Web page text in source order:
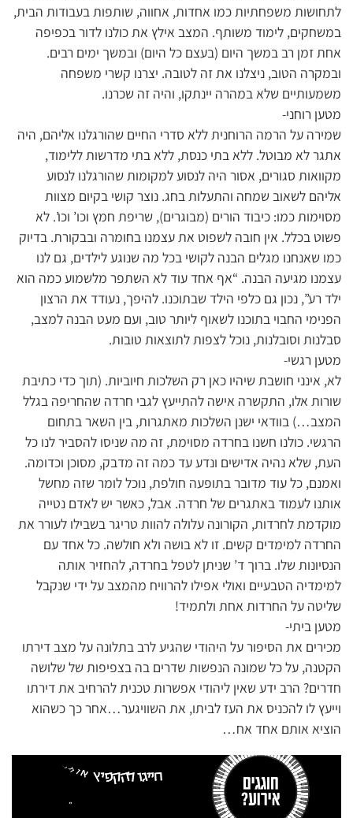
לתחושות משפחתיות כמו אחדות, אחווה, שותפות בעבודות הבית,
במשחקים, לימוד משותף. המצב אילץ את כולנו לדור בכפיפה
אחת זמן רב במשך היום (בעצם כל היום) ובמשך ימים רבים.
ובמקרה הטוב, ניצלנו את זה לטובה. יצרנו קשרי משפחה
משמעותיים שלא במהרה יינתקו, והיה זה שכרנו.
מטען רוחני-
שמירה על הרמה הרוחנית ללא סדרי החיים שהורגלנו אליהם, היה
אתגר לא מבוטל. ללא בתי כנסת, ללא בתי מדרשות ללימוד,
מקוואות סגורים, אסור היה לנסוע למקומות שהורגלנו לנסוע
אליהם לשאוב שמחה והתעלות בחג. נוצר קושי בקיום מצוות
מסוימות כמו: כיבוד הורים (מבוגרים), שריפת חמץ וכו’ וכו’. לא
פשוט בכלל. אין חובה לשפוט את עצמנו בחומרה ובבקורת. בדיוק
כמו שאנחנו מגלים הבנה לקושי בכל מה שנוגע לילדים, גם לנו
עצמנו מגיעה הבנה. “אף אחד עוד לא השתפר מלשמוע כמה הוא
ילד רע”, נכון גם כלפי הילד שבתוכנו. להיפך, נעודד את הרצון
הפנימי החבוי בתוכנו לשאוף ליותר טוב, ועם מעט הבנה למצב,
סבלנות וסובלנות, נוכל לצפות לתוצאות טובות.
מטען רגשי-
לא, אינני חושבת שיהיו כאן רק השלכות חיוביות. (תוך כדי כתיבת
שורות אלו, התקשרה אישה להתייעץ לגבי חרדה שהחריפה בגלל
המצב…) בוודאי ישנן השלכות מאתגרות, בין השאר בתחום
הרגשי. כולנו חשנו בחרדה מסוימת, זה מה שניסו להסביר לנו כל
העת, שלא נהיה אדישים ונדע עד כמה זה מדבק, מסוכן וכדומה.
ואמנם, כל עוד מדובר בתופעה חולפת, נוכל לומר שזה מחשל
אותנו לעמוד באתגרים של חרדה. אבל, כאשר יש לאדם נטייה
מוקדמת לחרדות, הקורונה עלולה להוות טריגר בשבילו לעורר את
החרדה למימדים קשים. זו לא בושה ולא חולשה. כל אחד עם
הנסיונות שלו. ברוך ד’ שניתן לטפל בחרדה, להחזיר אותה
למימדיה הטבעיים ואולי אפילו להרוויח מהמצב על ידי שנקבל
שליטה על החרדות אחת ולתמיד!
מטען ביתי-
מכירים את הסיפור על היהודי שהגיע לרב בתלונה על מצב דירתו
הקטנה, על כל שמונה הנפשות שדרים בה בצפיפות של שלושה
חדרים? הרב ידע שאין ליהודי אפשרות טכנית להרחיב את דירתו
וייעץ לו להכניס את העז לביתו, את השוויגער…אחר כך כשהוא
הוציא אותם אחד אח…